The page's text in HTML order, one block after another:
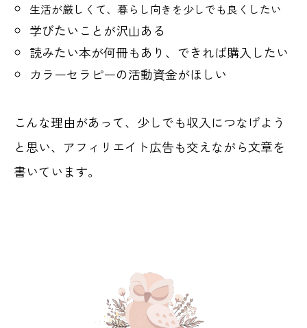
生活が厳しくて、暮らし向きを少しでも良くしたい
学びたいことが沢山ある
読みたい本が何冊もあり、できれば購入したい
カラーセラピーの活動資金がほしい
こんな理由があって、少しでも収入につなげよう
と思い、アフィリエイト広告も交えながら文章を
書いています。